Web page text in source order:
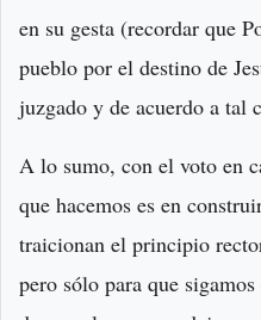
en su gesta (recordar que
pueblo por el destino de
juzgado y de acuerdo a tal
A lo sumo, con el voto en
que hacemos es en
traicionan el principio
pero sólo para que